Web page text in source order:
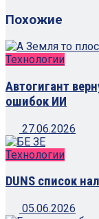
Похожие
Технологии
Автогигант
ошибок ИИ
27.06.2026
Технологии
DUNS список
05.06.2026